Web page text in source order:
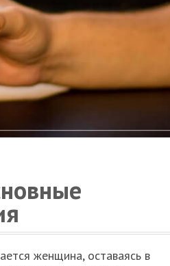
женщина, оставаясь в